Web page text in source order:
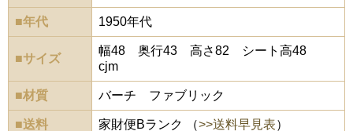
■年代 1950年代
■サイズ
幅48 奥行43 高さ82 シート高48
cjm
■材質 バーチ ファブリック
■送料 家財便Bランク （>>送料早見表）